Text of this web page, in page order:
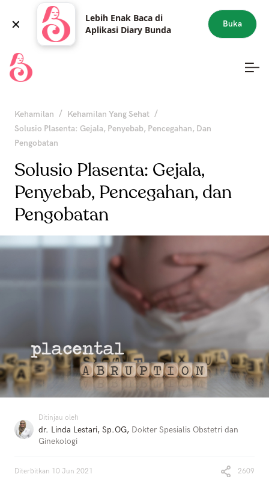
Lebih Enak Baca di
Aplikasi Diary Bunda
Buka
Kehamilan / Kehamilan Yang Sehat /
Solusio Plasenta: Gejala, Penyebab, Pencegahan, Dan
Pengobatan
Solusio Plasenta: Gejala,
Penyebab, Pencegahan, dan
Pengobatan
Ditinjau oleh
dr. Linda Lestari, Sp.OG, Dokter Spesialis Obstetri dan
Ginekologi
Diterbitkan 10 Jun 2021 2609